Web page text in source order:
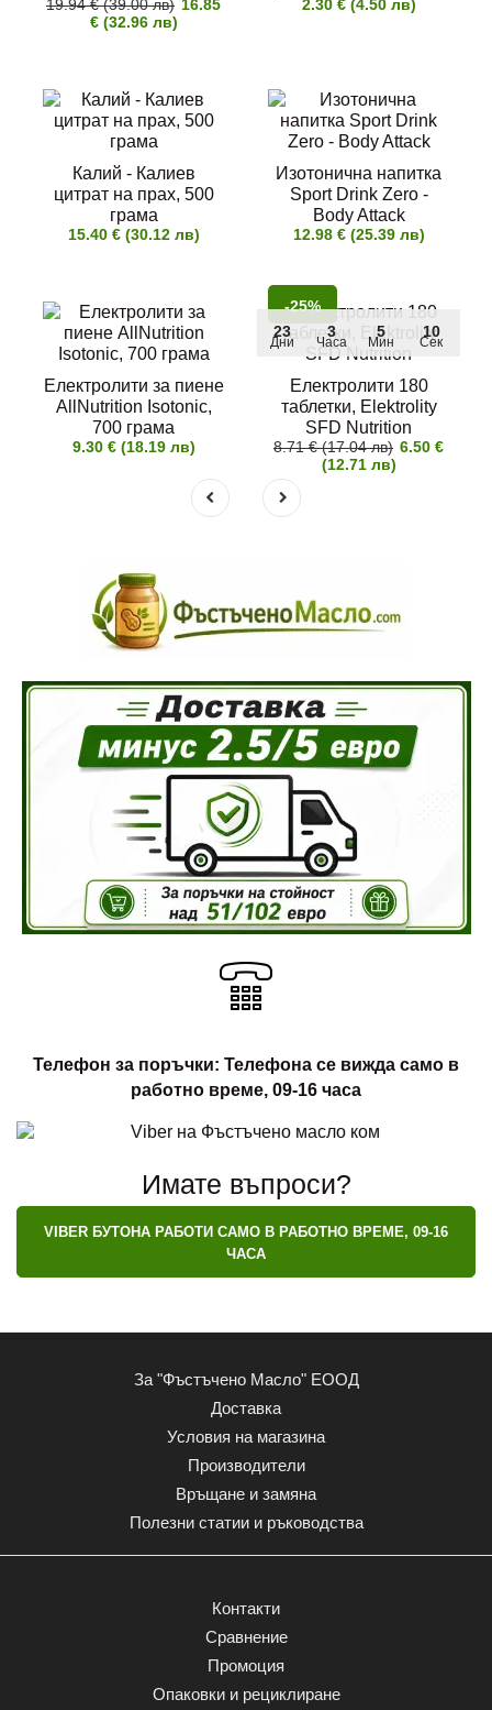
19.94 € (39.00 лв) 16.85
€ (32.96 лв)
2.30 € (4.50 лв)
Калий - Калиев
цитрат на прах, 500
грама
15.40 € (30.12 лв)
Изотонична напитка
Sport Drink Zero -
Body Attack
12.98 € (25.39 лв)
Електролити за пиене
AllNutrition Isotonic,
700 грама
9.30 € (18.19 лв)
-25%
23
Дни
3
Часа
5
Мин
10
Сек
Електролити 180
таблетки, Elektrolity
SFD Nutrition
8.71 € (17.04 лв) 6.50 €
(12.71 лв)
Телефон за поръчки: Телефона се вижда само в
работно време, 09-16 часа
Имате въпроси?
VIBER БУТОНА РАБОТИ САМО В РАБОТНО ВРЕМЕ, 09-16
ЧАСА
За "Фъстъчено Масло" ЕООД
Доставка
Условия на магазина
Производители
Връщане и замяна
Полезни статии и ръководства
Контакти
Сравнение
Промоция
Опаковки и рециклиране